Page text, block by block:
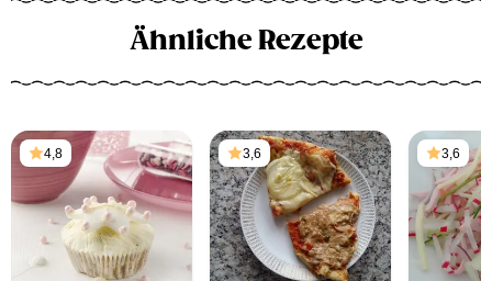
Ähnliche Rezepte
4,8 3,6 3,6